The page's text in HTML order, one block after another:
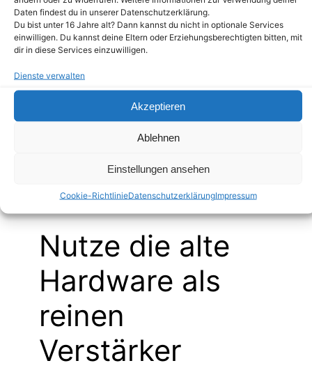
Daten findest du in unserer Datenschutzerklärung.
Du bist unter 16 Jahre alt? Dann kannst du nicht in optionale Services
einwilligen. Du kannst deine Eltern oder Erziehungsberechtigten bitten, mit
dir in diese Services einzuwilligen.
Dienste verwalten
Akzeptieren
Ablehnen
Einstellungen ansehen
Cookie-RichtlinieDatenschutzerklärungImpressum
USB-
Anschlü
sse
2.0
(sehr
langsam
2x USB
3.0
Das Ergebnis dieses Vergleichs ist
eindeutig. Wenn du zwingend zwischen
diesen beiden Geräten wählen musst, ist
Sieger. Die 7390 darf unter keinen
Umständen mehr verwendet werden.
Nutze die alte
Hardware als
reinen
Verstärker